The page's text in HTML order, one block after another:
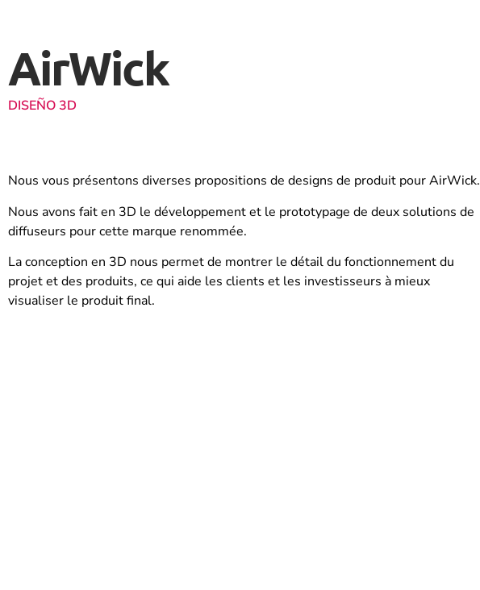
AirWick
DISEÑO 3D
Nous vous présentons diverses propositions de designs de produit pour AirWick.
Nous avons fait en 3D le développement et le prototypage de deux solutions de
diffuseurs pour cette marque renommée.
La conception en 3D nous permet de montrer le détail du fonctionnement du
projet et des produits, ce qui aide les clients et les investisseurs à mieux
visualiser le produit final.